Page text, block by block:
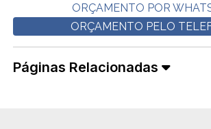
ORÇAMENTO POR
ORÇAMENTO PELO
Páginas Relacionadas